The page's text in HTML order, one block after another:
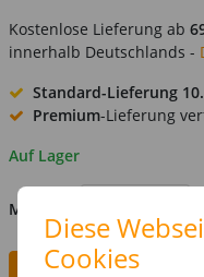
Kostenlose Lieferung ab
innerhalb Deutschlands -
Standard-Lieferung
Premium-Lieferung
Auf Lager
MENGE
Diese
Cookies